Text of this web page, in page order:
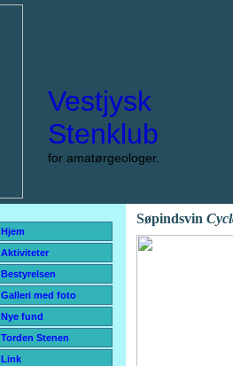
Vestjysk
Stenklub
for amatørgeologer.
Hjem
Aktiviteter
Bestyrelsen
Galleri med foto
Nye fund
Torden Stenen
Link
Søpindsvin